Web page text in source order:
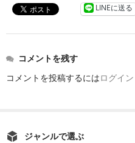
LINEに送る
コメントを残す
コメントを投稿するにはログイン
ジャンルで選ぶ